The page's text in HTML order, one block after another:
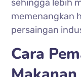
sehingga lebih
memenangkan
persaingan
Cara